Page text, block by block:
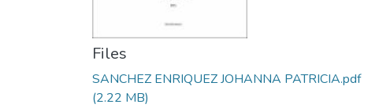
Files
SANCHEZ ENRIQUEZ JOHANNA PATRICIA.pdf
(2.22 MB)